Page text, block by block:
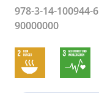
978-3-14-
90000000